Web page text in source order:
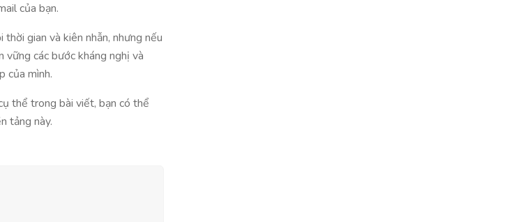
của bạn.
gian và kiên nhẫn, nhưng nếu
vững các bước kháng nghị và
của mình.
thể trong bài viết, bạn có thể
tảng này.